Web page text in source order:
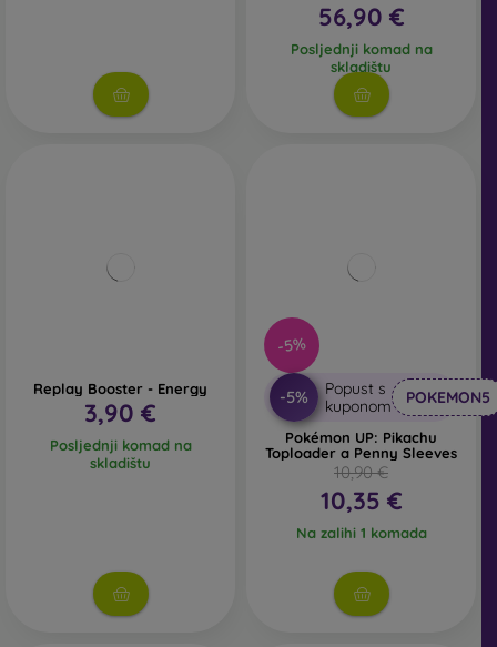
56,90 €
Posljednji komad na
skladištu
Replay Booster - Energy
3,90 €
Posljednji komad na
skladištu
-5%
-5%
Popust s
kuponom
POKEMON5
Pokémon UP: Pikachu
Toploader a Penny Sleeves
10,90 €
10,35 €
Na zalihi 1 komada